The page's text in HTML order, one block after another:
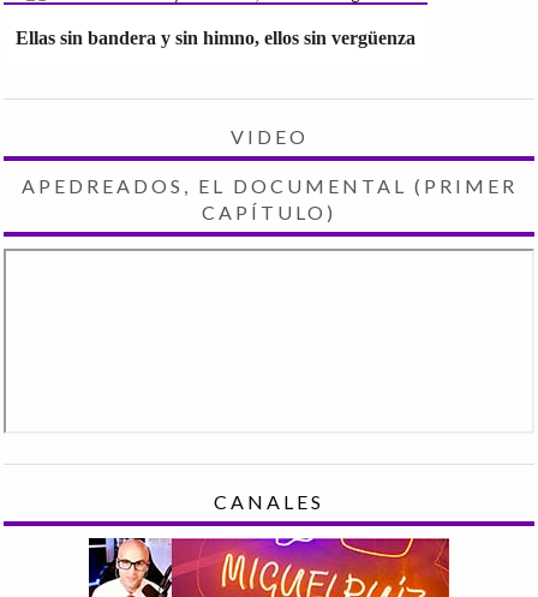
Ellas sin bandera y sin himno, ellos sin vergüenza
VIDEO
APEDREADOS, EL DOCUMENTAL (PRIMER
CAPÍTULO)
CANALES